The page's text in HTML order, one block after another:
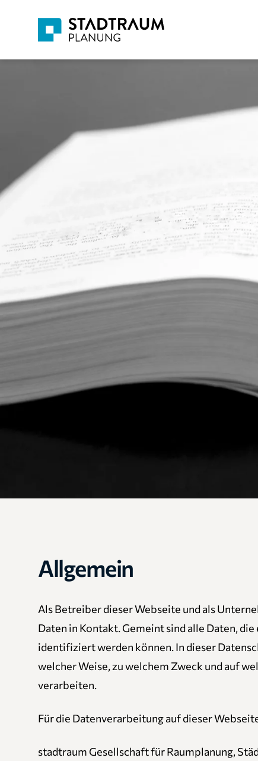
Allgemein
Als Betreiber dieser Webseite und als
Daten in Kontakt. Gemeint sind alle Daten,
identifiziert werden können. In dieser
welcher Weise, zu welchem Zweck und auf
verarbeiten.
Für die Datenverarbeitung auf dieser
stadtraum Gesellschaft für Raumplanung,